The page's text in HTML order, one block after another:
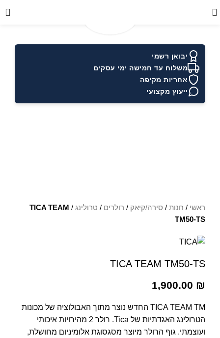
0
יבואן רשמי
משלוח עד חמישה ימי עסקים
אחריות מקיפה
ייעוץ מקצועי
ראשי / חנות / סירה/קיאק / רולרים / טרולינג /
TICA TEAM
TM50-TS
TICA TEAM TM50-TS
1,900.00 ₪
TICA TEAM TM החדש נוצר מתוך האבולוציה של מכונות
הטרולינג האגדתיות של Tica. רולר 2 מהירויות איכותי
ועוצמתי. גוף הרולר מיוצר מסגסוגת אלומיניום מחושלת,